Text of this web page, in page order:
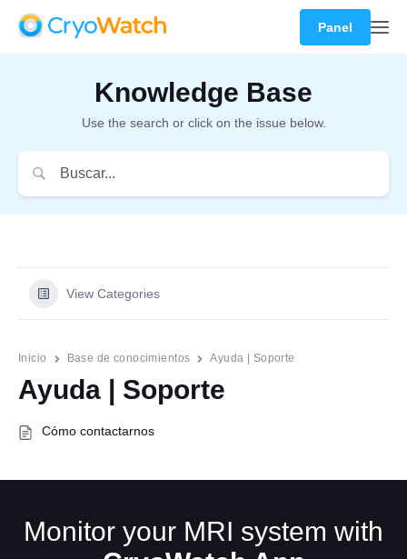
Panel
Knowledge Base
Use the search or click on the issue below.
View Categories
Inicio Base de conocimientos Ayuda | Soporte
Ayuda | Soporte
Cómo contactarnos
Monitor your MRI system with